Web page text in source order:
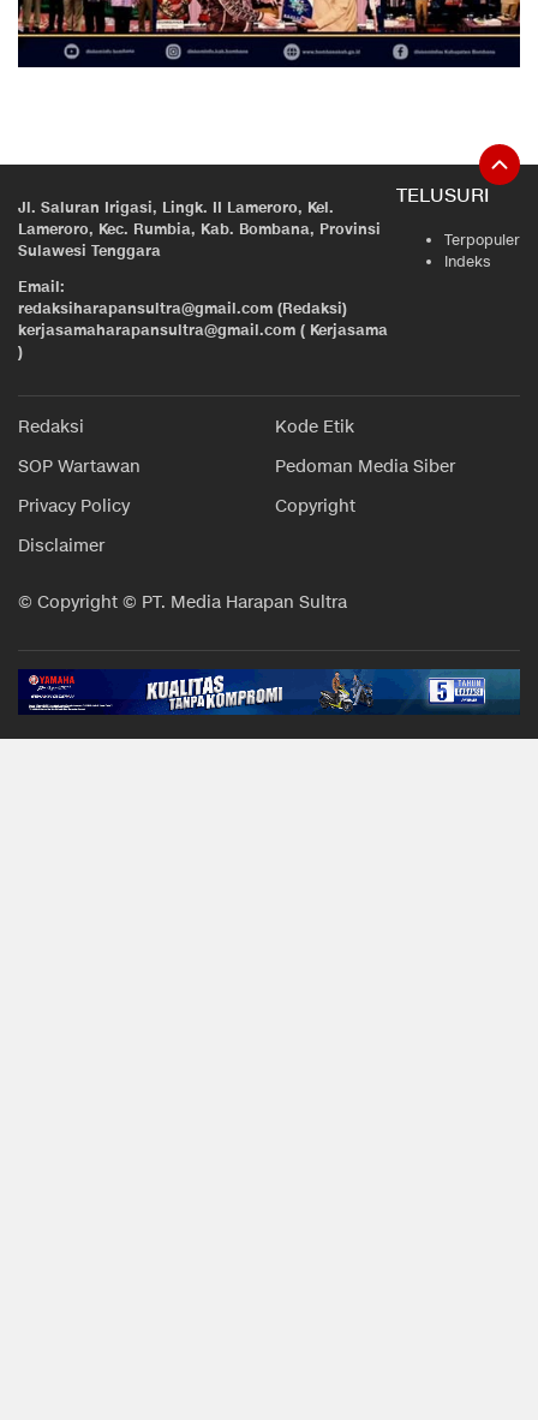
Jl. Saluran Irigasi, Lingk. II Lameroro, Kel.
Lameroro, Kec. Rumbia, Kab. Bombana, Provinsi
Sulawesi Tenggara
Email:
redaksiharapansultra@gmail.com (Redaksi)
kerjasamaharapansultra@gmail.com ( Kerjasama
)
TELUSURI
Terpopuler
Indeks
Redaksi
Kode Etik
SOP Wartawan
Pedoman Media Siber
Privacy Policy
Copyright
Disclaimer
© Copyright © PT. Media Harapan Sultra